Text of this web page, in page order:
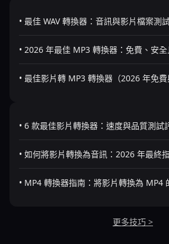
• 最佳 WAV 轉換器：音訊與影片檔案測
• 2026 年最佳 MP3 轉換器：免費、安
• 最佳影片轉 MP3 轉換器（2026 年免費
• 6 款最佳影片轉換器：速度與品質測試
• 如何將影片轉換為音訊：2026 年最終
• MP4 轉換器指南：將影片轉換為 MP4
更多技巧 >